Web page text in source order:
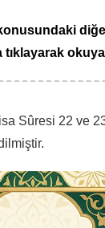
tıklayarak
Sûresi 22 ve